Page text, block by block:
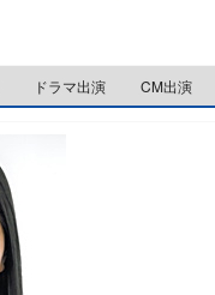
M
u
t
ドラマ出演 CM出演